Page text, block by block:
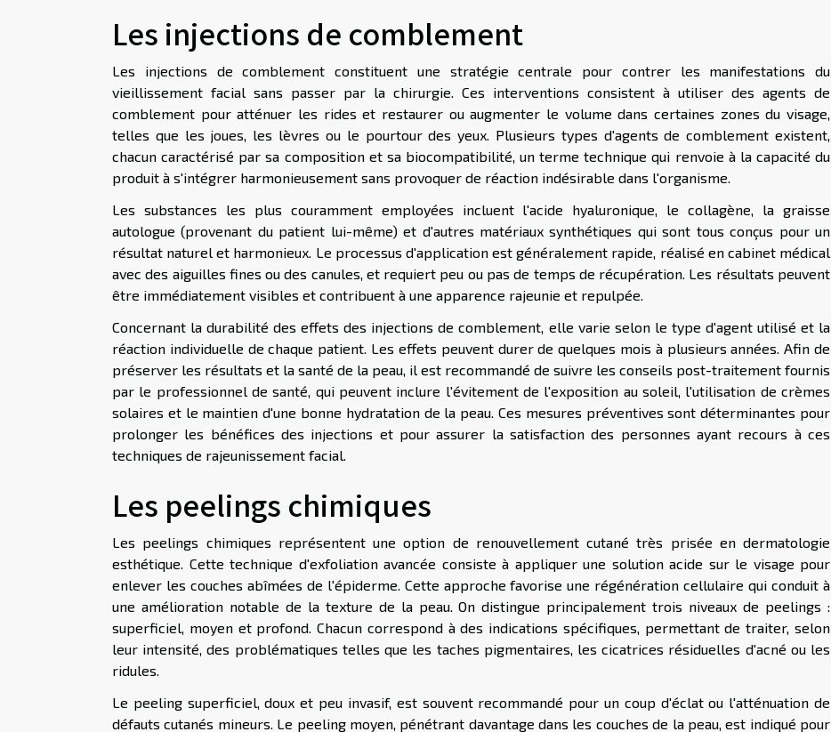
Les injections de comblement
Les injections de comblement constituent une stratégie centrale pour contrer les manifestations du
vieillissement facial sans passer par la chirurgie. Ces interventions consistent à utiliser des agents de
comblement pour atténuer les rides et restaurer ou augmenter le volume dans certaines zones du visage,
telles que les joues, les lèvres ou le pourtour des yeux. Plusieurs types d'agents de comblement existent,
chacun caractérisé par sa composition et sa biocompatibilité, un terme technique qui renvoie à la capacité du
produit à s'intégrer harmonieusement sans provoquer de réaction indésirable dans l'organisme.
Les substances les plus couramment employées incluent l'acide hyaluronique, le collagène, la graisse
autologue (provenant du patient lui-même) et d'autres matériaux synthétiques qui sont tous conçus pour un
résultat naturel et harmonieux. Le processus d'application est généralement rapide, réalisé en cabinet médical
avec des aiguilles fines ou des canules, et requiert peu ou pas de temps de récupération. Les résultats peuvent
être immédiatement visibles et contribuent à une apparence rajeunie et repulpée.
Concernant la durabilité des effets des injections de comblement, elle varie selon le type d'agent utilisé et la
réaction individuelle de chaque patient. Les effets peuvent durer de quelques mois à plusieurs années. Afin de
préserver les résultats et la santé de la peau, il est recommandé de suivre les conseils post-traitement fournis
par le professionnel de santé, qui peuvent inclure l'évitement de l'exposition au soleil, l'utilisation de crèmes
solaires et le maintien d'une bonne hydratation de la peau. Ces mesures préventives sont déterminantes pour
prolonger les bénéfices des injections et pour assurer la satisfaction des personnes ayant recours à ces
techniques de rajeunissement facial.
Les peelings chimiques
Les peelings chimiques représentent une option de renouvellement cutané très prisée en dermatologie
esthétique. Cette technique d'exfoliation avancée consiste à appliquer une solution acide sur le visage pour
enlever les couches abîmées de l'épiderme. Cette approche favorise une régénération cellulaire qui conduit à
une amélioration notable de la texture de la peau. On distingue principalement trois niveaux de peelings :
superficiel, moyen et profond. Chacun correspond à des indications spécifiques, permettant de traiter, selon
leur intensité, des problématiques telles que les taches pigmentaires, les cicatrices résiduelles d'acné ou les
ridules.
Le peeling superficiel, doux et peu invasif, est souvent recommandé pour un coup d'éclat ou l'atténuation de
défauts cutanés mineurs. Le peeling moyen, pénétrant davantage dans les couches de la peau, est indiqué pour